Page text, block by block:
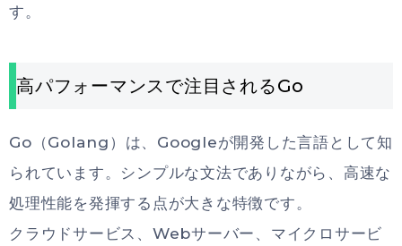
す。
高パフォーマンスで注目されるGo
Go（Golang）は、Googleが開発した言語として知
られています。シンプルな文法でありながら、高速な
処理性能を発揮する点が大きな特徴です。
クラウドサービス、Webサーバー、マイクロサービ